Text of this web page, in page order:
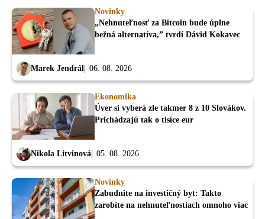
Novinky
„Nehnuteľnosť za Bitcoin bude úplne
bežná alternatíva,” tvrdí Dávid Kokavec
Marek Jendrál 06. 08. 2026
Ekonomika
Úver si vyberá zle takmer 8 z 10 Slovákov.
Prichádzajú tak o tisíce eur
Nikola Litvinová 05. 08. 2026
Novinky
Zabudnite na investičný byt: Takto
zarobíte na nehnuteľnostiach omnoho viac